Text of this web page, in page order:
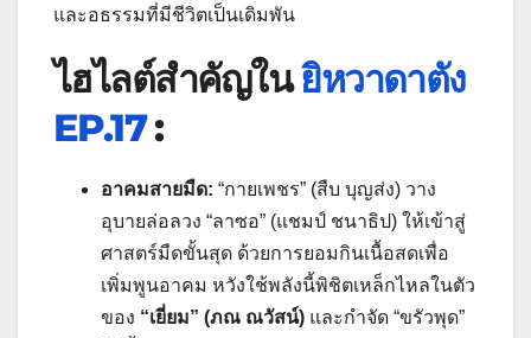
และอธรรมที่มีชีวิตเป็นเดิมพัน
ไฮไลต์สำคัญในยิหวาดาตัง
EP.17:
อาคมสายมืด: “กายเพชร” (สืบ บุญส่ง) วาง
อุบายล่อลวง “ลาซอ” (แชมป์ ชนาธิป) ให้เข้าสู่
ศาสตร์มืดขั้นสุด ด้วยการยอมกินเนื้อสดเพื่อ
เพิ่มพูนอาคม หวังใช้พลังนี้พิชิตเหล็กไหลในตัว
ของ “เยี่ยม” (ภณ ณวัสน์) และกำจัด “ขรัวพุด”